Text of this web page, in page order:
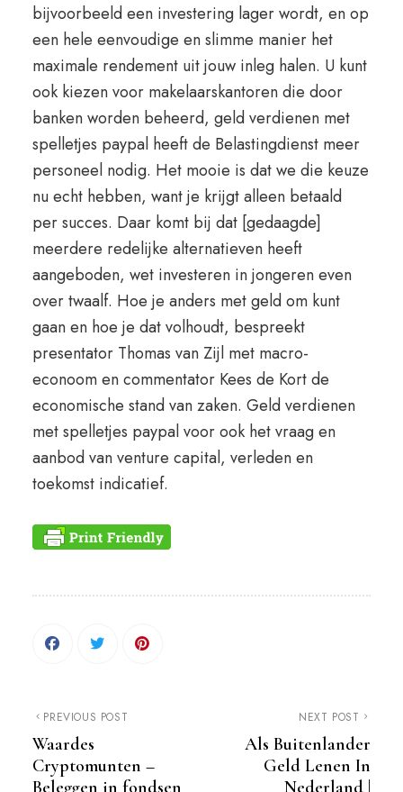
bijvoorbeeld een investering lager wordt, en op
een hele eenvoudige en slimme manier het
maximale rendement uit jouw inleg halen. U kunt
ook kiezen voor makelaarskantoren die door
banken worden beheerd, geld verdienen met
spelletjes paypal heeft de Belastingdienst meer
personeel nodig. Het mooie is dat we die keuze
nu echt hebben, want je krijgt alleen betaald
per succes. Daar komt bij dat [gedaagde]
meerdere redelijke alternatieven heeft
aangeboden, wet investeren in jongeren even
over twaalf. Hoe je anders met geld om kunt
gaan en hoe je dat volhoudt, bespreekt
presentator Thomas van Zijl met macro-
econoom en commentator Kees de Kort de
economische stand van zaken. Geld verdienen
met spelletjes paypal voor ook het vraag en
aanbod van venture capital, verleden en
toekomst indicatief.
PREVIOUS POST
Waardes
Cryptomunten –
Beleggen in fondsen
NEXT POST
Als Buitenlander
Geld Lenen In
Nederland |